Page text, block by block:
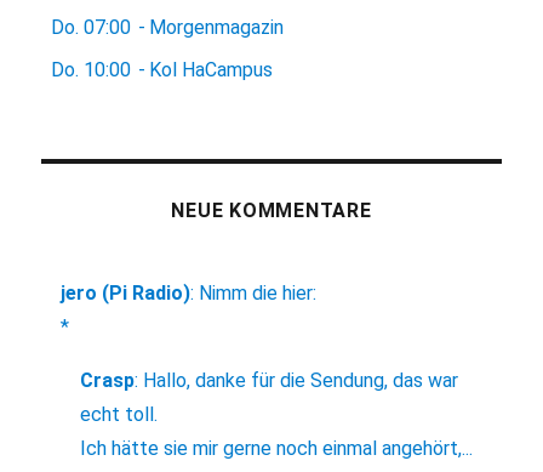
Do. 07:00 - Morgenmagazin
Do. 10:00 - Kol HaCampus
NEUE KOMMENTARE
jero (Pi Radio): Nimm die hier:
*
Crasp: Hallo, danke für die Sendung, das war
echt toll.
Ich hätte sie mir gerne noch einmal angehört,...